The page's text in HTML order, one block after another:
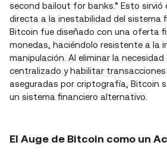
second bailout for banks.” Esto sirvió
directa a la inestabilidad del sistema
Bitcoin fue diseñado con una oferta
monedas, haciéndolo resistente a la
manipulación. Al eliminar la
centralizado y habilitar
aseguradas por criptografía, Bitcoin
un sistema financiero alternativo.
El Auge de Bitcoin como un